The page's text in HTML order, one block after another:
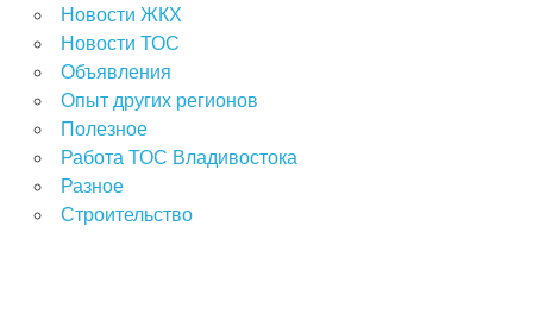
Новости ЖКХ
Новости ТОС
Объявления
Опыт других регионов
Полезное
Работа ТОС Владивостока
Разное
Строительство